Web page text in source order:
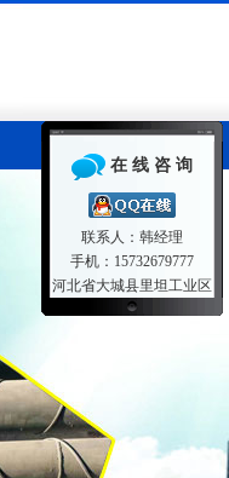
在 线 咨 询
联系人：韩经理
手机：15732679777
河北省大城县里坦工业区